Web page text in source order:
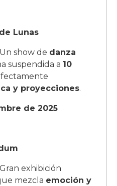
Lunas
show de danza
suspendida a 10
y proyecciones.
de 2025
exhibición
mezcla emoción y